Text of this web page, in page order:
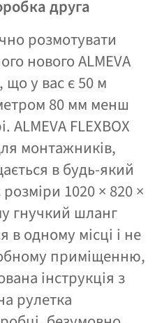
друга
розмотувати
нового ALMEVA
що у вас є 50 м
80 мм менш
ALMEVA FLEXBOX
монтажників,
в будь-який
1020 × 820 ×
гнучкий шланг
в одному місці і не
приміщенню,
інструкція з
рулетка